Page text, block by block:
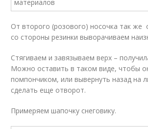
От второго (розового) носочка так же
со стороны резинки выворачиваем
Стягиваем и завязываем верх –
Можно оставить в таком виде, чтобы
помпончиком, или вывернуть назад на
сделать еще отворот.
Примеряем шапочку снеговику.